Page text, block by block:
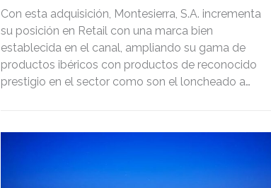
Con esta adquisición, Montesierra, S.A. incrementa
su posición en Retail con una marca bien
establecida en el canal, ampliando su gama de
productos ibéricos con productos de reconocido
prestigio en el sector como son el loncheado a
Cuyar Jabugo.